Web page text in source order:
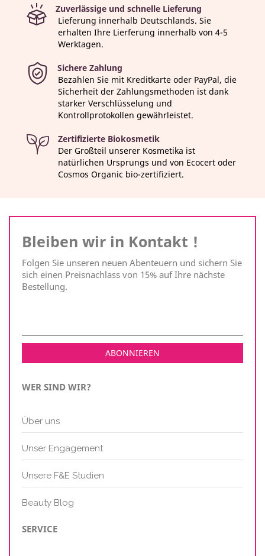
Zuverlässige und schnelle Lieferung
Lieferung innerhalb Deutschlands. Sie
erhalten Ihre Lierferung innerhalb von 4-5
Werktagen.
Sichere Zahlung
Bezahlen Sie mit Kreditkarte oder PayPal, die
Sicherheit der Zahlungsmethoden ist dank
starker Verschlüsselung und
Kontrollprotokollen gewährleistet.
Zertifizierte Biokosmetik
Der Großteil unserer Kosmetika ist
natürlichen Ursprungs und von Ecocert oder
Cosmos Organic bio-zertifiziert.
Bleiben wir in Kontakt !
Folgen Sie unseren neuen Abenteuern und sichern Sie
sich einen Preisnachlass von 15% auf Ihre nächste
Bestellung.
WER SIND WIR?
Über uns
Unser Engagement
Unsere F&E Studien
Beauty Blog
SERVICE